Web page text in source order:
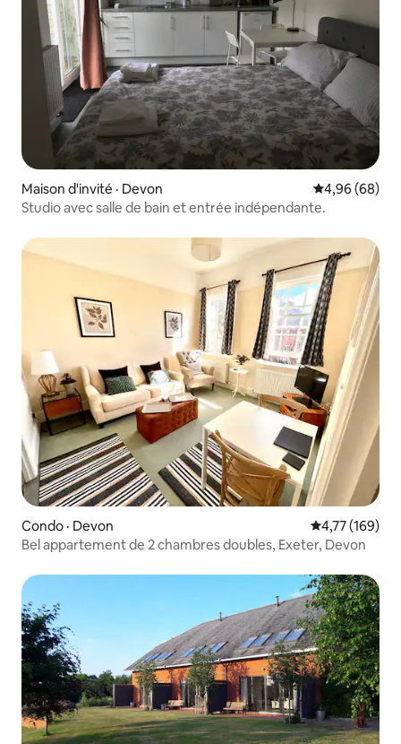
Maison d'invité · Devon Note
4,96 (68)
Studio avec salle de bain et entrée indépendante.
Condo · Devon Note
4,77 (169)
Bel appartement de 2 chambres doubles, Exeter, Devon